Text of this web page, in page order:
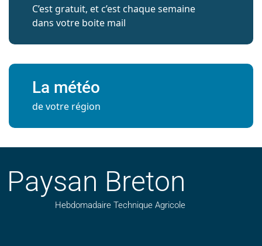
C’est gratuit, et c’est chaque semaine
dans votre boite mail
La météo
de votre région
Paysan Breton
Hebdomadaire Technique Agricole